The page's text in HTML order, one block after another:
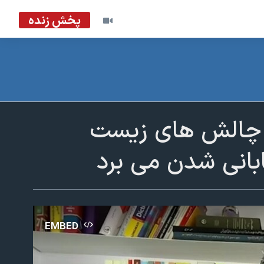
پخش زنده
چالش های زیست
شدن می برد
EMBED